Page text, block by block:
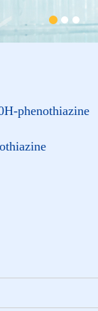
phenothiazine